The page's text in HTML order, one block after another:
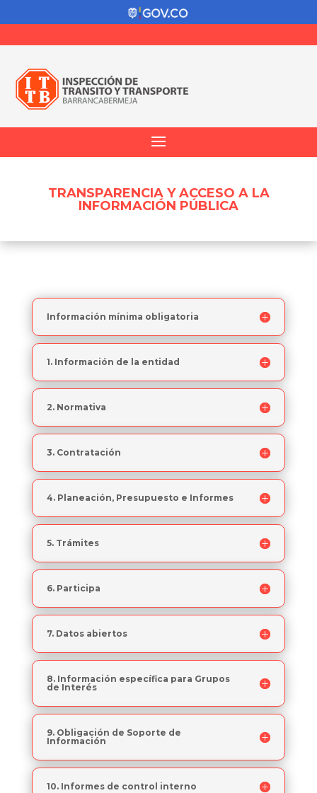
TRANSPARENCIA Y ACCESO A LA
INFORMACIÓN PÚBLICA
Información mínima obligatoria
1. Información de la entidad
2. Normativa
3. Contratación
4. Planeación, Presupuesto e Informes
5. Trámites
6. Participa
7. Datos abiertos
8. Información específica para Grupos
de Interés
9. Obligación de Soporte de
Información
10. Informes de control interno